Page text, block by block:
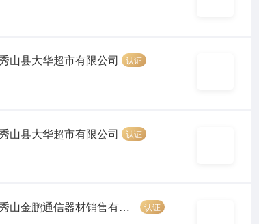
山县大华超市有限公司 认证
山县大华超市有限公司 认证
秀山金鹏通信器材销售有限公司 认证